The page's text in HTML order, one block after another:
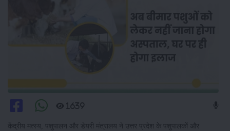
1639
केंद्रीय मत्स्य, पशुपालन और डेयरी मंत्रालय ने उत्तर प्रदेश के पशुपालकों और